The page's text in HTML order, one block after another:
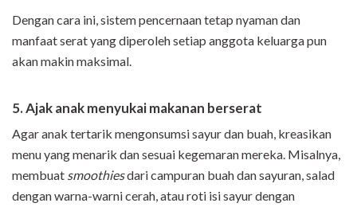
Dengan cara ini, sistem pencernaan tetap nyaman dan
manfaat serat yang diperoleh setiap anggota keluarga pun
akan makin maksimal.
5. Ajak anak menyukai makanan berserat
Agar anak tertarik mengonsumsi sayur dan buah, kreasikan
menu yang menarik dan sesuai kegemaran mereka. Misalnya,
membuat smoothiesdari campuran buah dan sayuran, salad
dengan warna-warni cerah, atau roti isi sayur dengan